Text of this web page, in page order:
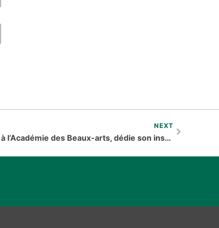
NEXT
Ousmane Sow, premier Noir à l’Académie des Beaux-arts, dédie son installation à l’Afrique et à Mandela